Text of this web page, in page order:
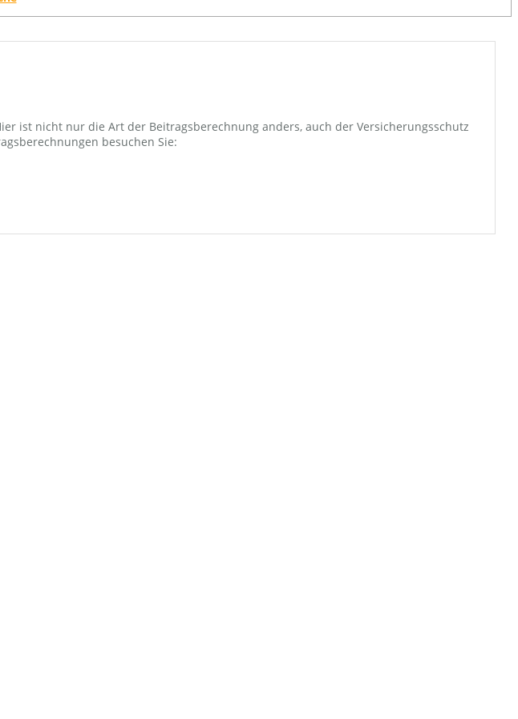
ist nicht nur die Art der Beitragsberechnung anders, auch der Versicherungsschutz
besuchen Sie: